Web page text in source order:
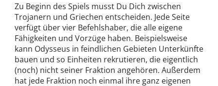
Zu Beginn des Spiels musst Du Dich zwischen
Trojanern und Griechen entscheiden. Jede Seite
verfügt über vier Befehlshaber, die alle eigene
Fähigkeiten und Vorzüge haben. Beispielsweise
kann Odysseus in feindlichen Gebieten Unterkünfte
bauen und so Einheiten rekrutieren, die eigentlich
(noch) nicht seiner Fraktion angehören. Außerdem
hat jede Fraktion noch einmal ihre ganz eigenen